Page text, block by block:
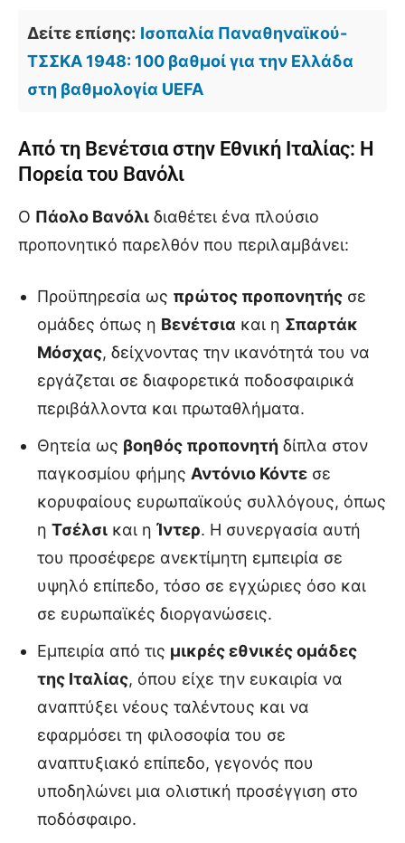
Δείτε επίσης: Ισοπαλία Παναθηναϊκού-
ΤΣΣΚΑ 1948: 100 βαθμοί για την Ελλάδα
στη βαθμολογία UEFA
Από τη Βενέτσια στην Εθνική Ιταλίας: Η
Πορεία του Βανόλι
Ο Πάολο Βανόλι διαθέτει ένα πλούσιο
προπονητικό παρελθόν που περιλαμβάνει:
Προϋπηρεσία ως πρώτος προπονητής σε
ομάδες όπως η Βενέτσια και η Σπαρτάκ
Μόσχας, δείχνοντας την ικανότητά του να
εργάζεται σε διαφορετικά ποδοσφαιρικά
περιβάλλοντα και πρωταθλήματα.
Θητεία ως βοηθός προπονητή δίπλα στον
παγκοσμίου φήμης Αντόνιο Κόντε σε
κορυφαίους ευρωπαϊκούς συλλόγους, όπως
η Τσέλσι και η Ίντερ. Η συνεργασία αυτή
του προσέφερε ανεκτίμητη εμπειρία σε
υψηλό επίπεδο, τόσο σε εγχώριες όσο και
σε ευρωπαϊκές διοργανώσεις.
Εμπειρία από τις μικρές εθνικές ομάδες
της Ιταλίας, όπου είχε την ευκαιρία να
αναπτύξει νέους ταλέντους και να
εφαρμόσει τη φιλοσοφία του σε
αναπτυξιακό επίπεδο, γεγονός που
υποδηλώνει μια ολιστική προσέγγιση στο
ποδόσφαιρο.